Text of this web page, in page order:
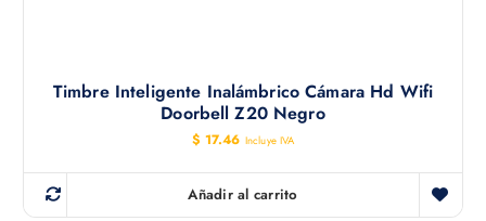
Timbre Inteligente Inalámbrico Cámara Hd Wifi
Doorbell Z20 Negro
$ 17.46 Incluye IVA
Añadir al carrito